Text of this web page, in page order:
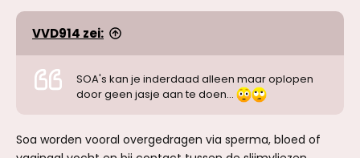
VVD914 zei:
SOA's kan je inderdaad alleen maar oplopen
door geen jasje aan te doen...
Soa worden vooral overgedragen via sperma, bloed of